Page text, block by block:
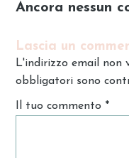
Ancora nessun
Lascia un
L'indirizzo email non
obbligatori sono
Il tuo commento *